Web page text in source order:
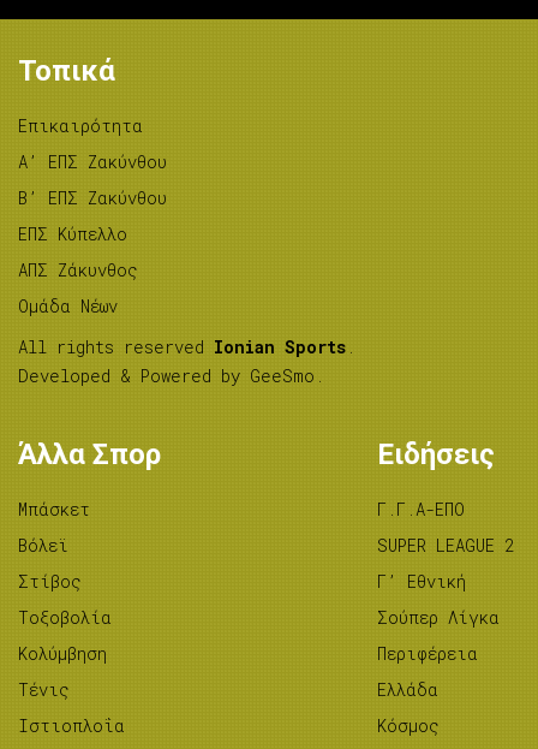
Τοπικά
Επικαιρότητα
A’ ΕΠΣ Ζακύνθου
B’ ΕΠΣ Ζακύνθου
ΕΠΣ Κύπελλο
ΑΠΣ Ζάκυνθος
Ομάδα Νέων
All rights reserved Ionian Sports .
Developed & Powered by GeeSmo .
Άλλα Σπορ
Μπάσκετ
Βόλεϊ
Στίβος
Tοξοβολία
Κολύμβηση
Τένις
Ιστιοπλοΐα
Ειδήσεις
Γ.Γ.Α-ΕΠΟ
SUPER LEAGUE 2
Γ’ Εθνική
Σούπερ Λίγκα
Περιφέρεια
Ελλάδα
Κόσμος